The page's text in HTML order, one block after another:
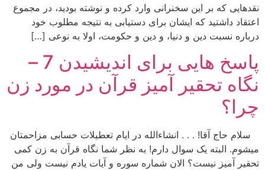
نقدهایی که بر این سخنرانی وارد کرده و نوشته بودید، در مجموع
اعتقاد داشتید که ایشان برای دستیابی به نتیجه مطلوب خود
درباره نسبت دین و دنیا، و دین و حکومت، اولا به نوعی […]
پاسخ هایی برای اندیشیدن 7 –
نگاه تحقیر آمیز قرآن در مورد زن
چرا؟
سلام حاج آقا! . . . انشاءالله در ایام تعطیلات حسابی مزاحمتان
میشوم. البته یک سوال دارم! به نظر شما نگاه قرآن به زن کمی
تحقیر آمیز نیست؟ الان شماره سوره و آیات یادم نیست ولی من